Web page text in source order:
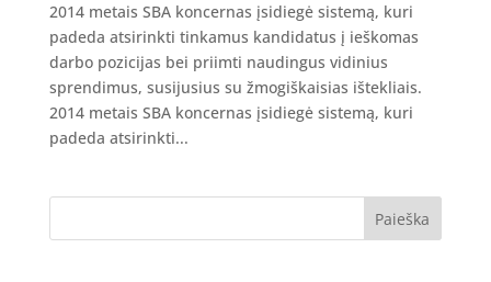
2014 metais SBA koncernas įsidiegė sistemą, kuri
padeda atsirinkti tinkamus kandidatus į ieškomas
darbo pozicijas bei priimti naudingus vidinius
sprendimus, susijusius su žmogiškaisias ištekliais.
2014 metais SBA koncernas įsidiegė sistemą, kuri
padeda atsirinkti...
Paieška